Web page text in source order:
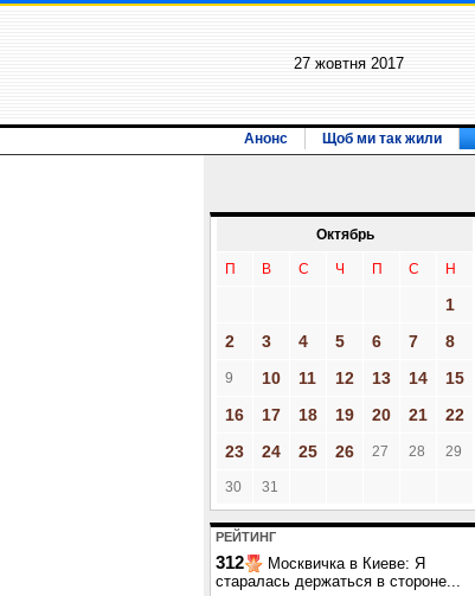
27 жовтня 2017
Анонс Щоб ми так жили
Октябрь
П В С Ч П С Н
1
2
3 4 5 6 7 8
9 10 11 12 13 14
15
16
17 18 19 20 21
22
23
24 25 26 27 28 29
30 31
РЕЙТИНГ
312
Москвичка в Киеве: Я
старалась держаться в стороне...